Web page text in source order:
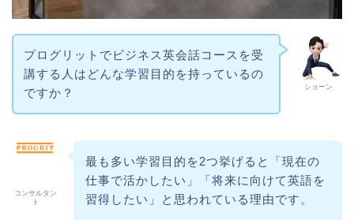
ショーン
プログリットでビジネス英会話コースを受
講する人はどんな学習目的を持っているの
ですか？
コンサルタン
ト
最も多い学習目的を2つ挙げると「現在の
仕事で活かしたい」「将来に向けて英語を
習得したい」と思われている理由です。